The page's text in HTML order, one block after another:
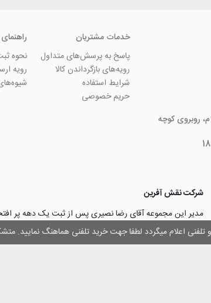
و تلفنی اعلام میگردد لطفا جهت خرید تلفنی هماهنگ نمایید.
روبروی کوچه
خدمات مشتریان
پاسخ به پرسش‌های متداول
رویه‌های بازگرداندن کالا
شرایط استفاده
حریم خصوصی
نحوه
رویه
شرکت نقش آفرین
مدیر این مجموعه آقای رضا نصیری پس از ثبت یک دهه پر
چاپ و تبلیغات
۳۰۰۰ نفر و دریافت تندیس کار آفرینان برتر، برآن شدند تا